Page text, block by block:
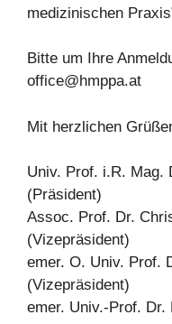
medizinischen
Bitte um Ihre
office@hmppa.at
Mit herzlichen
Univ. Prof. i.R. Mag.
(Präsident)
Assoc. Prof. Dr.
(Vizepräsident)
emer. O. Univ. Prof.
(Vizepräsident)
emer. Univ.-Prof. Dr.